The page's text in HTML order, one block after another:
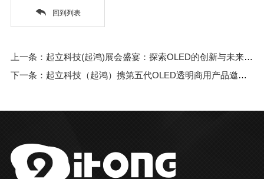
回到列表
上一条：起立科技(起鸿)展会盛宴：探索OLED的创新与未来，诚邀您的参与
下一条：起立科技（起鸿）携第五代OLED透明商用产品邀请行业精英共探未来战略